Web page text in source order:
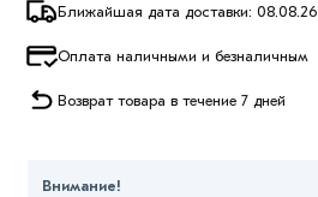
Ближайшая дата доставки: 08.08.26
Оплата наличными и безналичным
Возврат товара в течение 7 дней
Внимание!